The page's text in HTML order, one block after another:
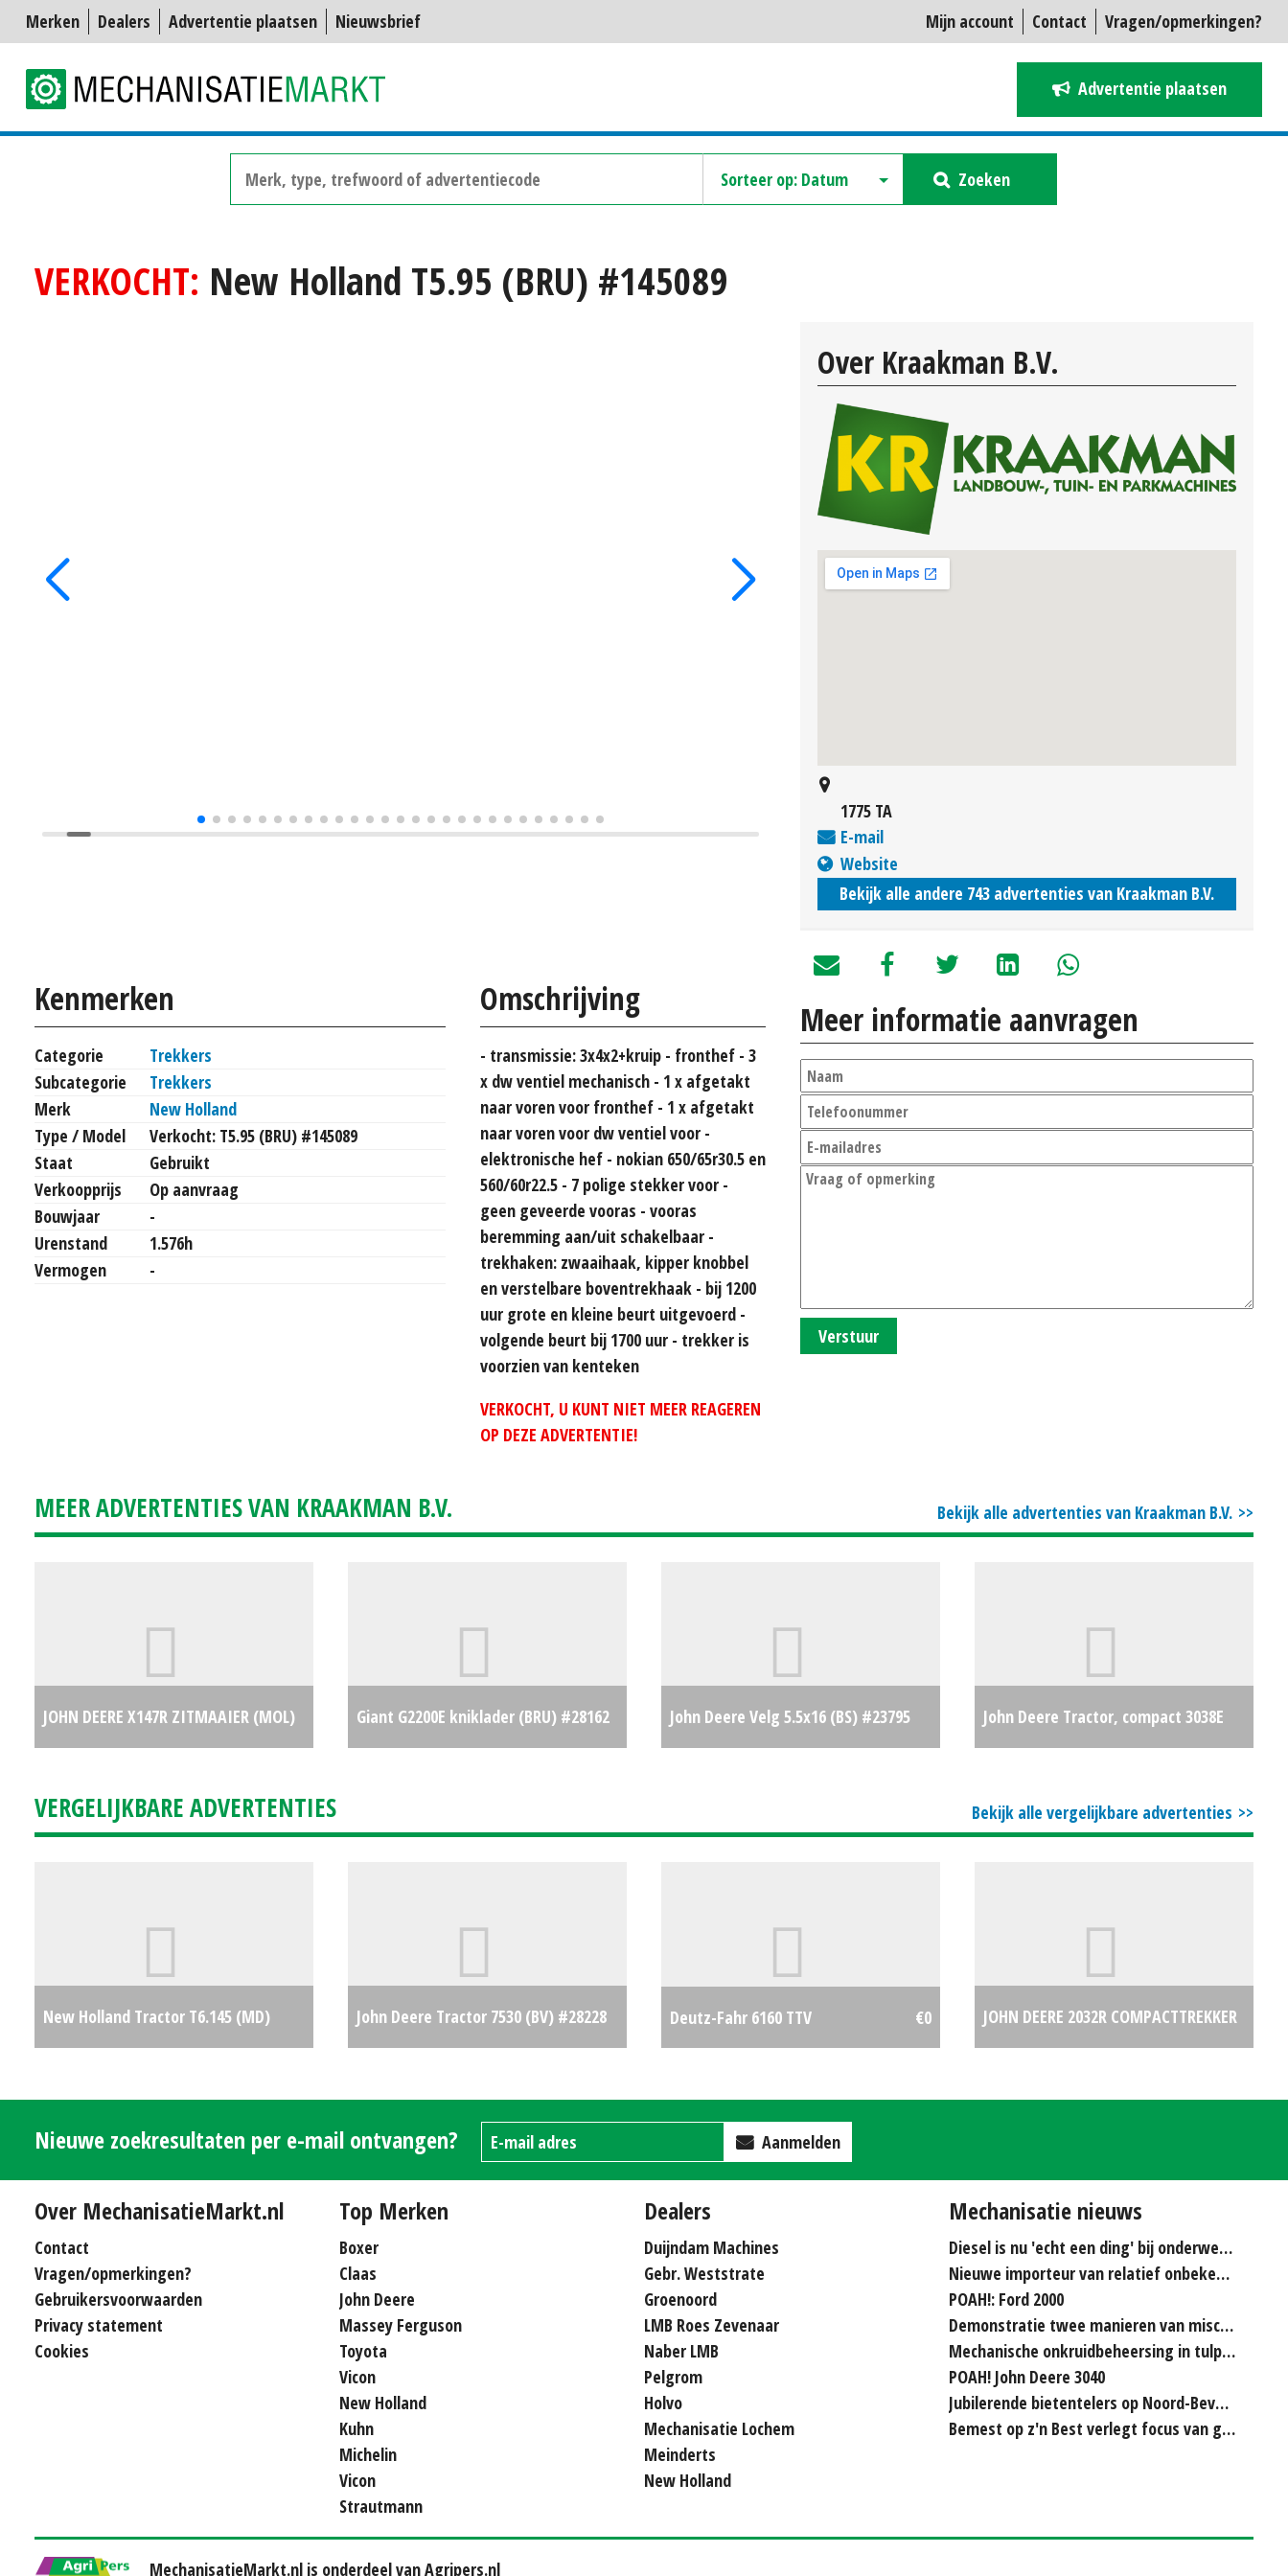
Mijn account Contact Vragen/opmerkingen?
Merken Dealers Advertentie plaatsen Nieuwsbrief
Advertentie plaatsen
Zoeken
VERKOCHT: New Holland T5.95 (BRU) #145089
Kenmerken
Categorie
Trekkers
Subcategorie
Trekkers
Merk
New Holland
Type / Model
Verkocht: T5.95 (BRU) #145089
Staat
Gebruikt
Verkoopprijs
Op aanvraag
Bouwjaar
-
Urenstand
1.576h
Vermogen
-
Omschrijving
- transmissie: 3x4x2+kruip - fronthef - 3
x dw ventiel mechanisch - 1 x afgetakt
naar voren voor fronthef - 1 x afgetakt
naar voren voor dw ventiel voor -
elektronische hef - nokian 650/65r30.5 en
560/60r22.5 - 7 polige stekker voor -
geen geveerde vooras - vooras
beremming aan/uit schakelbaar -
trekhaken: zwaaihaak, kipper knobbel
en verstelbare boventrekhaak - bij 1200
uur grote en kleine beurt uitgevoerd -
volgende beurt bij 1700 uur - trekker is
voorzien van kenteken
VERKOCHT, U KUNT NIET MEER REAGEREN
OP DEZE ADVERTENTIE!
Over Kraakman B.V.
1775 TA
E-mail
Website
Bekijk alle andere 743 advertenties van Kraakman B.V.
Meer informatie aanvragen
Verstuur
Bekijk alle advertenties van Kraakman B.V.
MEER ADVERTENTIES VAN KRAAKMAN B.V.
JOHN DEERE X147R ZITMAAIER (MOL)
Giant G2200E kniklader (BRU) #28162
John Deere Velg 5.5x16 (BS) #23795
John Deere Tractor, compact 3038E
Bekijk alle vergelijkbare advertenties
VERGELIJKBARE ADVERTENTIES
New Holland Tractor T6.145 (MD)
John Deere Tractor 7530 (BV) #28228
Deutz-Fahr 6160 TTV €0
JOHN DEERE 2032R COMPACTTREKKER
Nieuwe zoekresultaten per e-mail ontvangen? Aanmelden
Over MechanisatieMarkt.nl
Contact
Vragen/opmerkingen?
Gebruikersvoorwaarden
Privacy statement
Cookies
Top Merken
Boxer
Claas
John Deere
Massey Ferguson
Toyota
Vicon
New Holland
Kuhn
Michelin
Vicon
Strautmann
Dealers
Duijndam Machines
Gebr. Weststrate
Groenoord
LMB Roes Zevenaar
Naber LMB
Pelgrom
Holvo
Mechanisatie Lochem
Meinderts
New Holland
Mechanisatie nieuws
Diesel is nu 'echt een ding' bij onderwerken
Nieuwe importeur van relatief onbekende merken...
POAH!: Ford 2000
Demonstratie twee manieren van miscanthus hakselen
Mechanische onkruidbeheersing in tulpenteelt steeds...
POAH! John Deere 3040
Jubilerende bietentelers op Noord-Beveland rijden elkaar...
Bemest op z'n Best verlegt focus van grasland naar bouwland
MechanisatieMarkt.nl is onderdeel van Agripers.nl